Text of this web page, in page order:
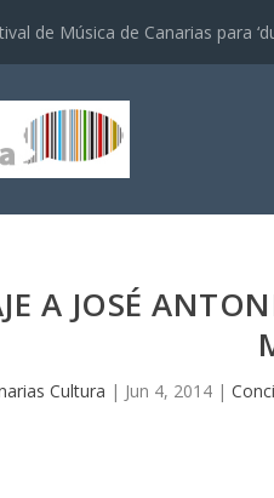
de Música de Canarias para
A JOSÉ
Cultura | Jun 4, 2014|